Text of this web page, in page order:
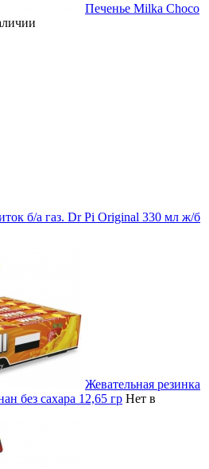
Печенье Milka Choco
б/а газ. Dr Pi Original 330 мл ж/б
Жевательная резинка
без сахара 12,65 гр Нет в